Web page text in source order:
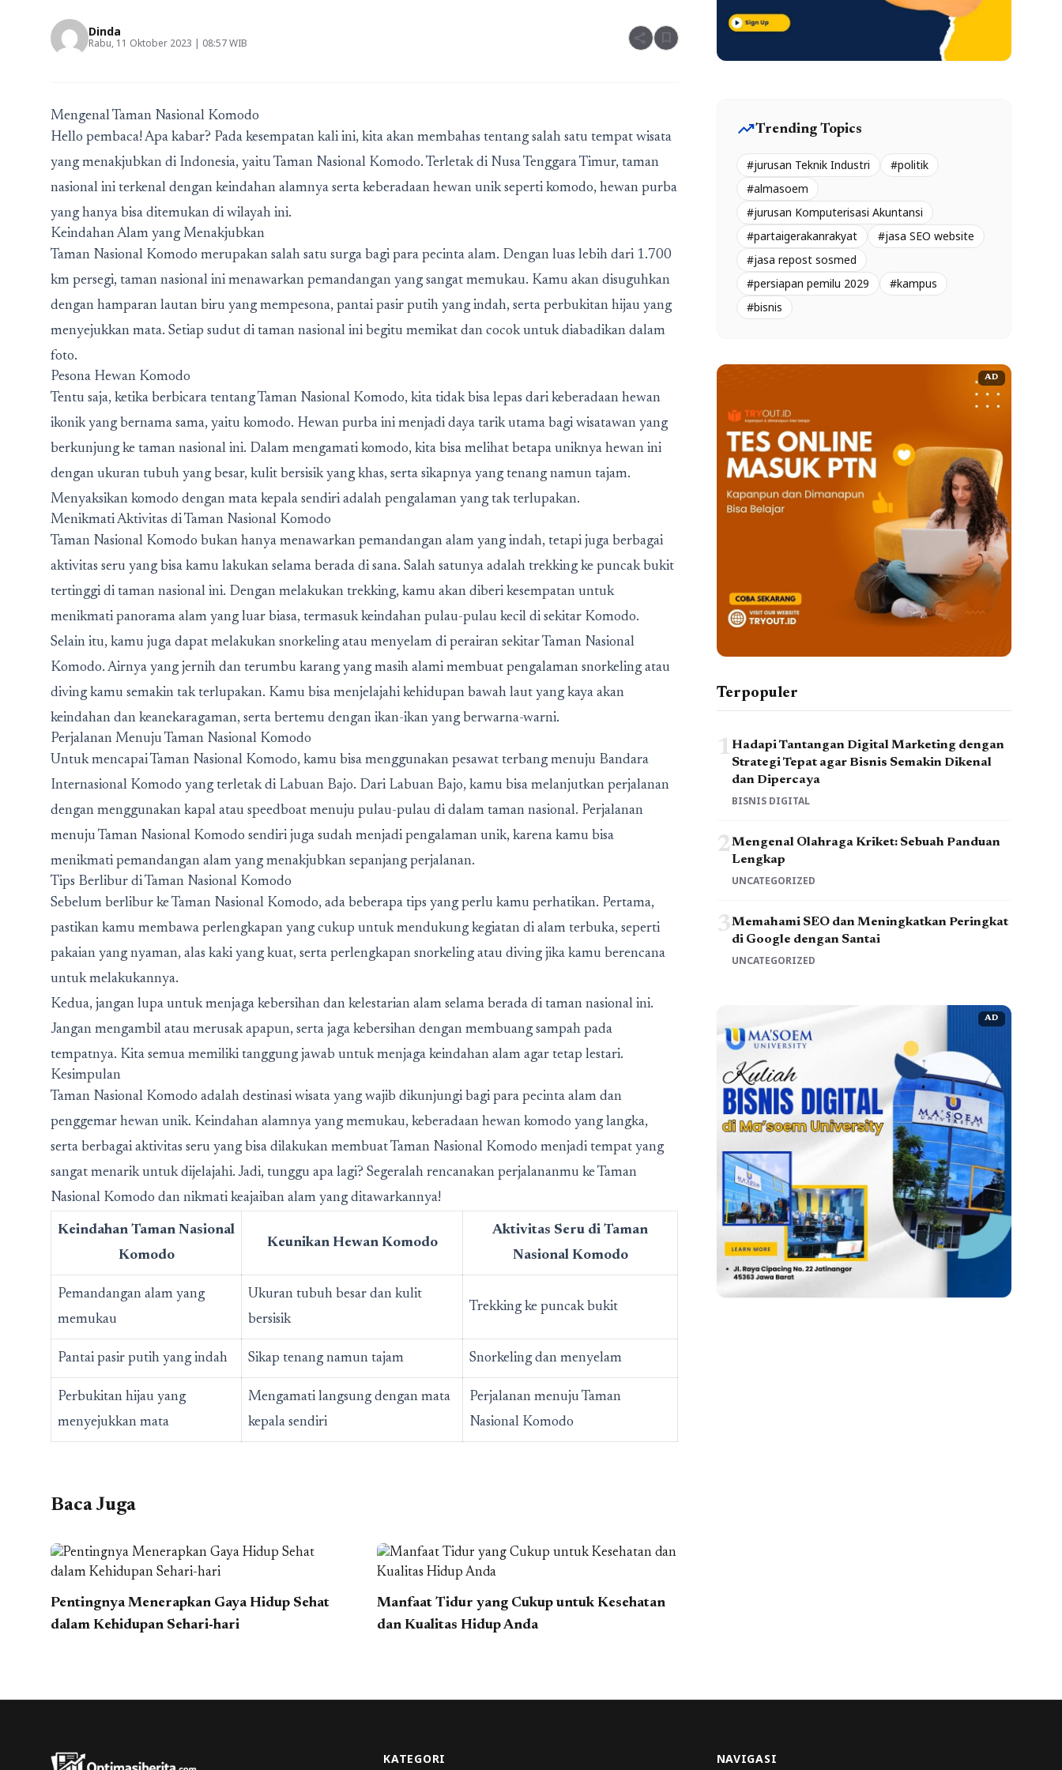
Dinda
Rabu, 11 Oktober 2023 | 08:57 WIB share bookmark
Mengenal Taman Nasional Komodo
Hello pembaca! Apa kabar? Pada kesempatan kali ini, kita akan membahas tentang salah satu tempat wisata
yang menakjubkan di Indonesia, yaitu Taman Nasional Komodo. Terletak di Nusa Tenggara Timur, taman
nasional ini terkenal dengan keindahan alamnya serta keberadaan hewan unik seperti komodo, hewan purba
yang hanya bisa ditemukan di wilayah ini.
Keindahan Alam yang Menakjubkan
Taman Nasional Komodo merupakan salah satu surga bagi para pecinta alam. Dengan luas lebih dari 1.700
km persegi, taman nasional ini menawarkan pemandangan yang sangat memukau. Kamu akan disuguhkan
dengan hamparan lautan biru yang mempesona, pantai pasir putih yang indah, serta perbukitan hijau yang
menyejukkan mata. Setiap sudut di taman nasional ini begitu memikat dan cocok untuk diabadikan dalam
foto.
Pesona Hewan Komodo
Tentu saja, ketika berbicara tentang Taman Nasional Komodo, kita tidak bisa lepas dari keberadaan hewan
ikonik yang bernama sama, yaitu komodo. Hewan purba ini menjadi daya tarik utama bagi wisatawan yang
berkunjung ke taman nasional ini. Dalam mengamati komodo, kita bisa melihat betapa uniknya hewan ini
dengan ukuran tubuh yang besar, kulit bersisik yang khas, serta sikapnya yang tenang namun tajam.
Menyaksikan komodo dengan mata kepala sendiri adalah pengalaman yang tak terlupakan.
Menikmati Aktivitas di Taman Nasional Komodo
Taman Nasional Komodo bukan hanya menawarkan pemandangan alam yang indah, tetapi juga berbagai
aktivitas seru yang bisa kamu lakukan selama berada di sana. Salah satunya adalah trekking ke puncak bukit
tertinggi di taman nasional ini. Dengan melakukan trekking, kamu akan diberi kesempatan untuk
menikmati panorama alam yang luar biasa, termasuk keindahan pulau-pulau kecil di sekitar Komodo.
Selain itu, kamu juga dapat melakukan snorkeling atau menyelam di perairan sekitar Taman Nasional
Komodo. Airnya yang jernih dan terumbu karang yang masih alami membuat pengalaman snorkeling atau
diving kamu semakin tak terlupakan. Kamu bisa menjelajahi kehidupan bawah laut yang kaya akan
keindahan dan keanekaragaman, serta bertemu dengan ikan-ikan yang berwarna-warni.
Perjalanan Menuju Taman Nasional Komodo
Untuk mencapai Taman Nasional Komodo, kamu bisa menggunakan pesawat terbang menuju Bandara
Internasional Komodo yang terletak di Labuan Bajo. Dari Labuan Bajo, kamu bisa melanjutkan perjalanan
dengan menggunakan kapal atau speedboat menuju pulau-pulau di dalam taman nasional. Perjalanan
menuju Taman Nasional Komodo sendiri juga sudah menjadi pengalaman unik, karena kamu bisa
menikmati pemandangan alam yang menakjubkan sepanjang perjalanan.
Tips Berlibur di Taman Nasional Komodo
Sebelum berlibur ke Taman Nasional Komodo, ada beberapa tips yang perlu kamu perhatikan. Pertama,
pastikan kamu membawa perlengkapan yang cukup untuk mendukung kegiatan di alam terbuka, seperti
pakaian yang nyaman, alas kaki yang kuat, serta perlengkapan snorkeling atau diving jika kamu berencana
untuk melakukannya.
Kedua, jangan lupa untuk menjaga kebersihan dan kelestarian alam selama berada di taman nasional ini.
Jangan mengambil atau merusak apapun, serta jaga kebersihan dengan membuang sampah pada
tempatnya. Kita semua memiliki tanggung jawab untuk menjaga keindahan alam agar tetap lestari.
Kesimpulan
Taman Nasional Komodo adalah destinasi wisata yang wajib dikunjungi bagi para pecinta alam dan
penggemar hewan unik. Keindahan alamnya yang memukau, keberadaan hewan komodo yang langka,
serta berbagai aktivitas seru yang bisa dilakukan membuat Taman Nasional Komodo menjadi tempat yang
sangat menarik untuk dijelajahi. Jadi, tunggu apa lagi? Segeralah rencanakan perjalananmu ke Taman
Nasional Komodo dan nikmati keajaiban alam yang ditawarkannya!
Keindahan Taman Nasional
Komodo
Keunikan Hewan Komodo
Aktivitas Seru di Taman
Nasional Komodo
Pemandangan alam yang
memukau
Ukuran tubuh besar dan kulit
bersisik
Trekking ke puncak bukit
Pantai pasir putih yang indah Sikap tenang namun tajam Snorkeling dan menyelam
Perbukitan hijau yang
menyejukkan mata
Mengamati langsung dengan mata
kepala sendiri
Perjalanan menuju Taman
Nasional Komodo
Baca Juga
Pentingnya Menerapkan Gaya Hidup Sehat
dalam Kehidupan Sehari-hari
Manfaat Tidur yang Cukup untuk Kesehatan
dan Kualitas Hidup Anda
trending_upTrending Topics
#jurusan Teknik Industri
#politik
#almasoem
#jurusan Komputerisasi Akuntansi
#partaigerakanrakyat
#jasa SEO website
#jasa repost sosmed
#persiapan pemilu 2029
#kampus
#bisnis
AD
Terpopuler
1Hadapi Tantangan Digital Marketing dengan
Strategi Tepat agar Bisnis Semakin Dikenal
dan Dipercaya
BISNIS DIGITAL
2Mengenal Olahraga Kriket: Sebuah Panduan
Lengkap
UNCATEGORIZED
3Memahami SEO dan Meningkatkan Peringkat
di Google dengan Santai
UNCATEGORIZED
AD
KATEGORI NAVIGASI